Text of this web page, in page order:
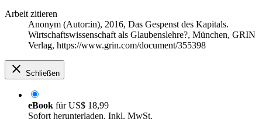
Arbeit zitieren
Anonym (Autor:in), 2016, Das Gespenst des Kapitals.
Wirtschaftswissenschaft als Glaubenslehre?, München, GRIN
Verlag, https://www.grin.com/document/355398
Schließen
eBook fürUS$ 18,99
Sofort herunterladen. Inkl. MwSt.